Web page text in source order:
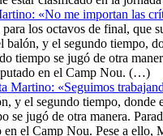
«No me importan las
los octavos de final, que
balón, y el segundo tiempo,
tiempo se jugó de otra
en el Camp Nou. (…)
Martino: «Seguimos
y el segundo tiempo,
se jugó de otra manera.
el Camp Nou. Pese a ello,